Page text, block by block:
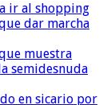
ir al shopping
dar marcha
muestra
semidesnuda
en sicario por